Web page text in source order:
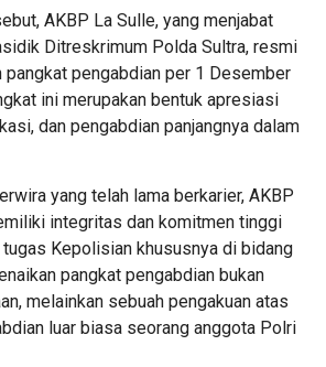
AKBP La Sulle, yang menjabat
Ditreskrimum Polda Sultra, resmi
pangkat pengabdian per 1 Desember
ini merupakan bentuk apresiasi
dan pengabdian panjangnya dalam
yang telah lama berkarier, AKBP
integritas dan komitmen tinggi
tugas Kepolisian khususnya di bidang
pangkat pengabdian bukan
melainkan sebuah pengakuan atas
luar biasa seorang anggota Polri